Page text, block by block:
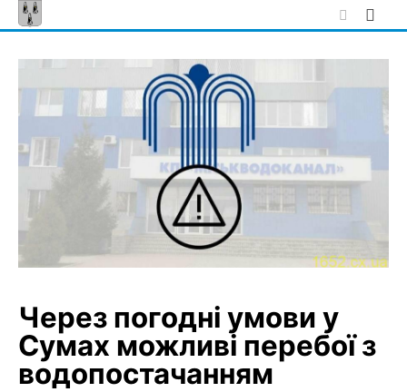
Skip
to
Через погодні умови у
Сумах можливі перебої з
водопостачанням